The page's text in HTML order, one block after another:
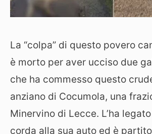
La “colpa” di questo povero
è morto per aver ucciso due
che ha commesso questo
anziano di Cocumola, una
Minervino di Lecce. L’ha
corda alla sua auto ed è